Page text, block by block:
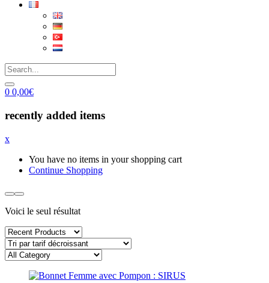
0 0,00€
recently added items
x
You have no items in your shopping cart
Continue Shopping
Voici le seul résultat